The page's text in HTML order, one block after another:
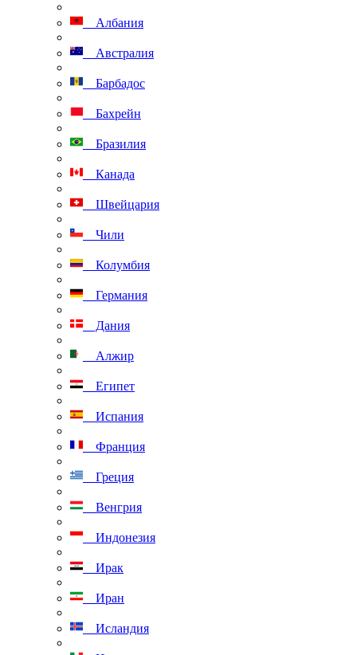
Албания
Австралия
Барбадос
Бахрейн
Бразилия
Канада
Швейцария
Чили
Колумбия
Германия
Дания
Алжир
Египет
Испания
Франция
Греция
Венгрия
Индонезия
Ирак
Иран
Исландия